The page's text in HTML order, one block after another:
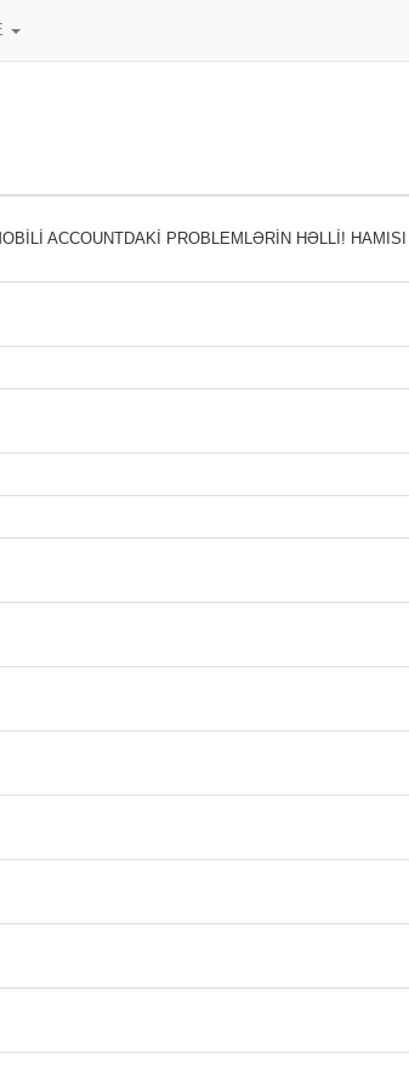
ACCOUNTDAKİ PROBLEMLƏRİN HƏLLİ!